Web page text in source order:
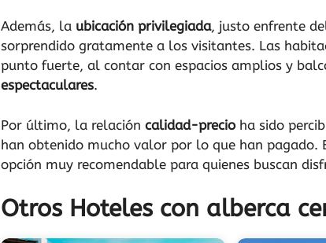
Además, la ubicación privilegiada, justo enfrente
sorprendido gratamente a los visitantes. Las
punto fuerte, al contar con espacios amplios y
espectaculares.
Por último, la relación calidad-precioha sido
han obtenido mucho valor por lo que han pagado.
opción muy recomendable para quienes buscan
Otros Hoteles con alberca